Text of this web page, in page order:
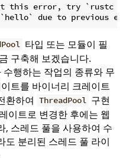
this error, try `rustc --
타입 또는 모듈이 필
구축해 보겠습니다.
행하는 작업의 종류와 무
트를 바이너리 크레이트
환하여 ThreadPool 구현
이트로 변경한 후에는 웹
, 스레드 풀을 사용하여 수
도 분리된 스레드 풀 라이